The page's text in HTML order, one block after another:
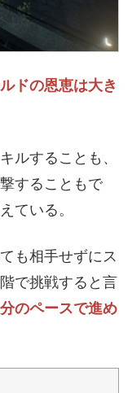
ドの恩恵は大き
ルすることも、
することもで
ている。
も相手せずにス
で挑戦すると言
のペースで進め